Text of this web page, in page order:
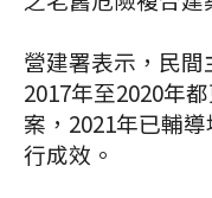
營建署表示，民
2017年至2020年
案，2021年已輔
行成效。